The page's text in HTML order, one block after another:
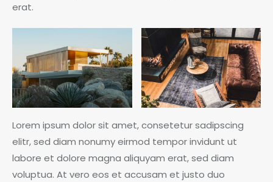
erat.
Lorem ipsum dolor sit amet, consetetur sadipscing
elitr, sed diam nonumy eirmod tempor invidunt ut
labore et dolore magna aliquyam erat, sed diam
voluptua. At vero eos et accusam et justo duo